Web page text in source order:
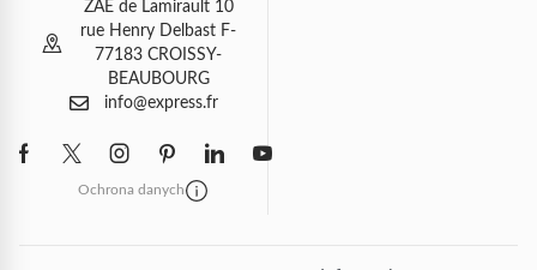
ZAE de Lamirault 10
rue Henry Delbast F-
77183 CROISSY-
BEAUBOURG
info@express.fr
Ochrona danych